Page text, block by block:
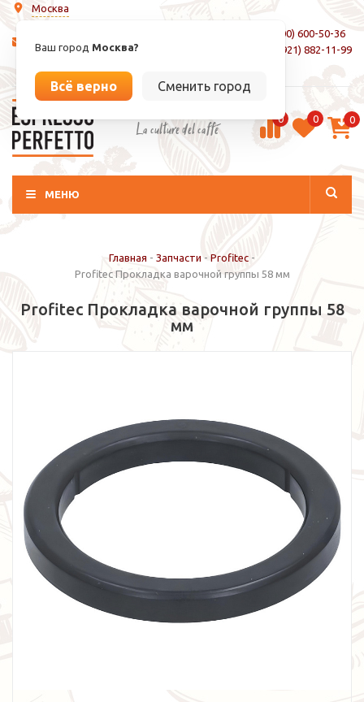
Москва
Ваш город Москва?
Всё верно Сменить город
info@espressoperfetto.ru
8 (800) 600-50-36
+7 (921) 882-11-99
La culture del caffé 0 0 0
МЕНЮ
Главная - Запчасти - Profitec -
Profitec Прокладка варочной группы 58 мм
Profitec Прокладка варочной группы 58
мм